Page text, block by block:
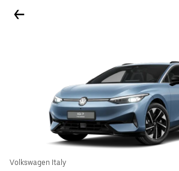
Volkswagen Italy